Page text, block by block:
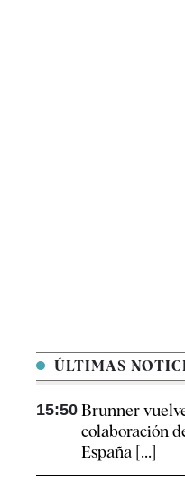
ÚLTIMAS
15:50 Brunner
colaboración
España [...]